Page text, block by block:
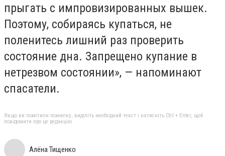
прыгать с импровизированных вышек.
Поэтому, собираясь купаться, не
поленитесь лишний раз проверить
состояние дна. Запрещено купание в
нетрезвом состоянии», — напоминают
спасатели.
Якщо ви помітили помилку, виділіть необхідний текст і натисніть Ctrl + Enter, щоб
повідомити про це редакцію
Алёна Тищенко